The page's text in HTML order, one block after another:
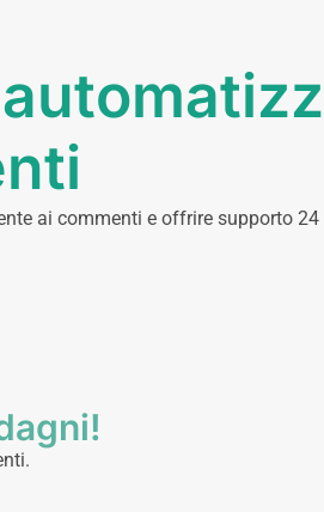
ai commenti e offrire supporto 24